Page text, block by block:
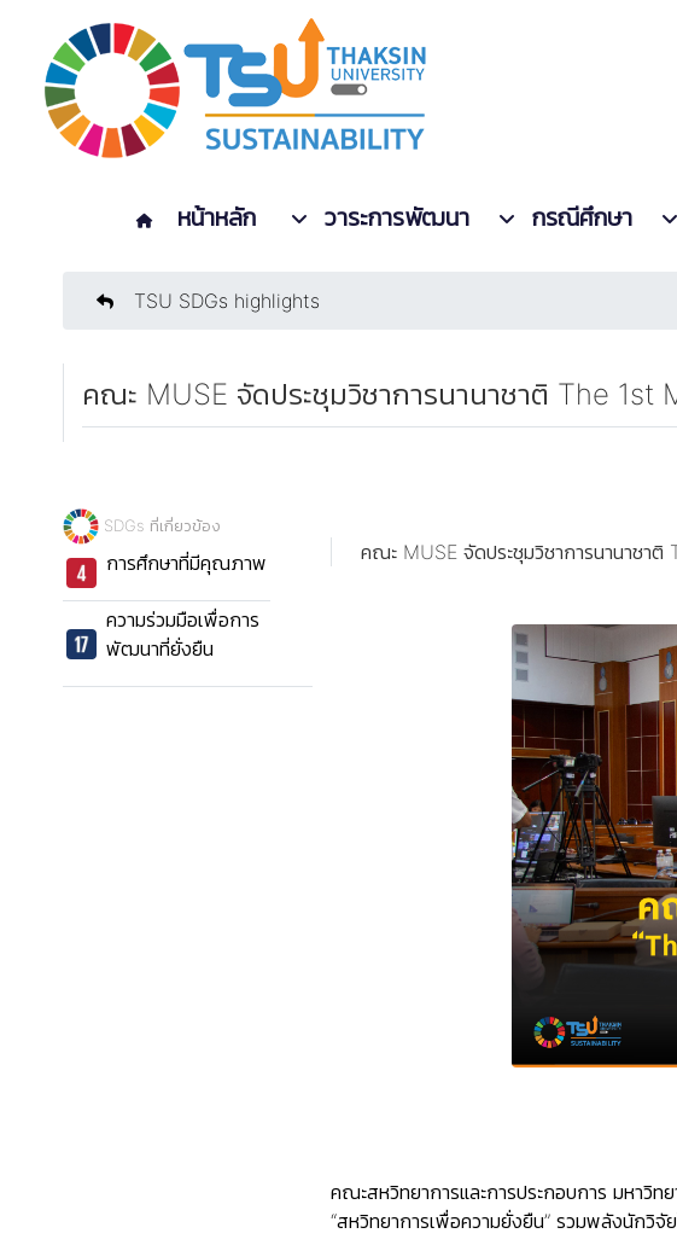
หน้าหลัก วาระการพัฒนา กรณีศึกษา
TSU SDGs highlights
คณะ MUSE จัดประชุมวิชาการนานาชาติ The
SDGs ที่เกี่ยวข้อง
การศึกษาที่มีคุณภาพ
ความร่วมมือเพื่อการ
พัฒนาที่ยั่งยืน
คณะ MUSE จัดประชุมวิชาการนานาชา
คณะสหวิทยาการและการประกอบการ มหาวิ
“สหวิทยาการเพื่อความยั่งยืน” รวมพลังนักวิจั